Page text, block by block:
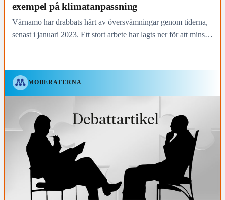
exempel på klimatanpassning
Värnamo har drabbats hårt av översvämningar genom tiderna,
senast i januari 2023. Ett stort arbete har lagts ner för att minska
MODERATERNA